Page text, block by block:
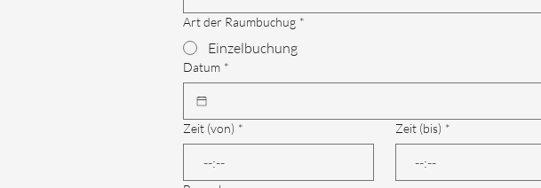
Art der Raumbuchug *
Einzelbuchung
Datum *
Zeit (von) *
:
Zeit (bis) *
: